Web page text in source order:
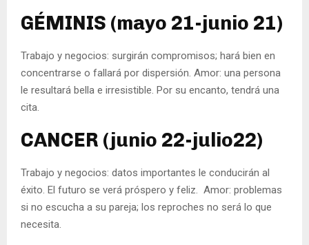
GÉMINIS (mayo 21-junio 21)
Trabajo y negocios: surgirán compromisos; hará bien en
concentrarse o fallará por dispersión. Amor: una persona
le resultará bella e irresistible. Por su encanto, tendrá una
cita.
CANCER (junio 22-julio22)
Trabajo y negocios: datos importantes le conducirán al
éxito. El futuro se verá próspero y feliz. Amor: problemas
si no escucha a su pareja; los reproches no será lo que
necesita.